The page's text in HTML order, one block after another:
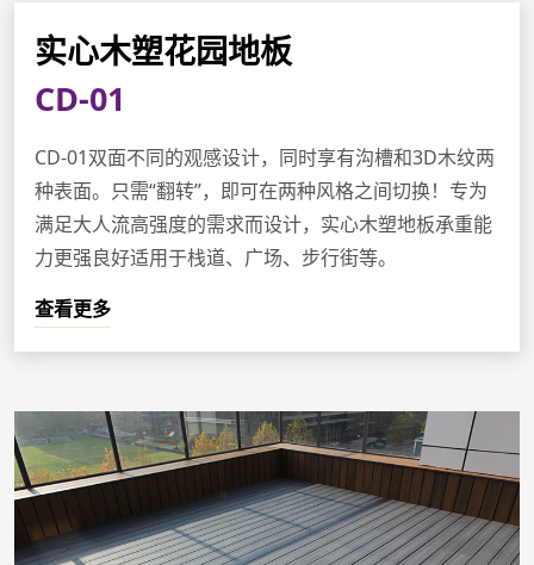
实心木塑花园地板
CD-01
CD-01双面不同的观感设计，同时享有沟槽和3D木纹两
种表面。只需“翻转”，即可在两种风格之间切换！专为
满足大人流高强度的需求而设计，实心木塑地板承重能
力更强良好适用于栈道、广场、步行街等。
查看更多